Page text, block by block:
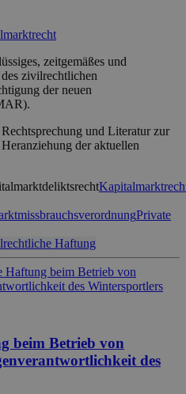
zeitgemäßes und
zivilrechtlichen
der neuen
und Literatur zur
der aktuellen
Private
Haftung
beim Betrieb von
des